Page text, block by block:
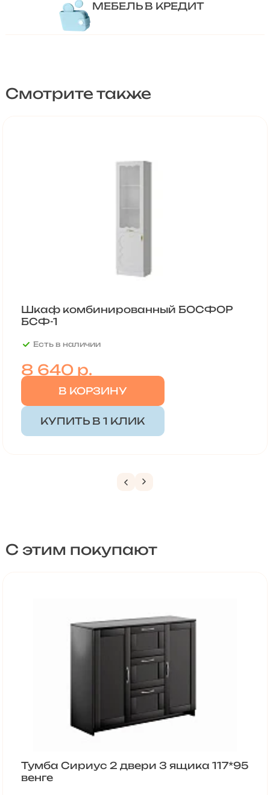
МЕБЕЛЬ В КРЕДИТ
Смотрите также
Шкаф комбинированный БОСФОР
БСФ-1
Есть в наличии
8 640р.
В КОРЗИНУ
КУПИТЬ В 1 КЛИК
С этим покупают
Тумба Сириус 2 двери 3 ящика 117*95
венге